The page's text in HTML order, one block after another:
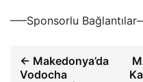
—–Sponsorlu
← Makedonya’da
Vodocha